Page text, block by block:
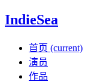
IndieSea
首页 (current)
演员
作品